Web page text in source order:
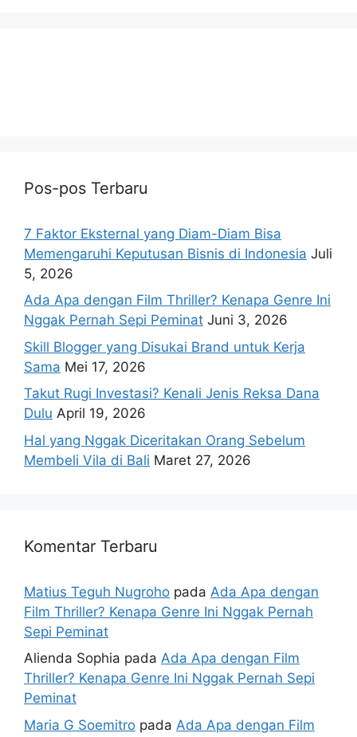
Pos-pos Terbaru
7 Faktor Eksternal yang Diam-Diam Bisa
Memengaruhi Keputusan Bisnis di Indonesia Juli
5, 2026
Ada Apa dengan Film Thriller? Kenapa Genre Ini
Nggak Pernah Sepi Peminat Juni 3, 2026
Skill Blogger yang Disukai Brand untuk Kerja
Sama Mei 17, 2026
Takut Rugi Investasi? Kenali Jenis Reksa Dana
Dulu April 19, 2026
Hal yang Nggak Diceritakan Orang Sebelum
Membeli Vila di Bali Maret 27, 2026
Komentar Terbaru
Matius Teguh Nugroho pada Ada Apa dengan
Film Thriller? Kenapa Genre Ini Nggak Pernah
Sepi Peminat
Alienda Sophia pada Ada Apa dengan Film
Thriller? Kenapa Genre Ini Nggak Pernah Sepi
Peminat
Maria G Soemitro pada Ada Apa dengan Film